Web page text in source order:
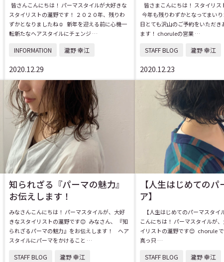
皆さんこんにちは！ パーマスタイルが大好きな
スタイリストの瀧野です！ ２０２０年、残りわ
ずかとなりましたね☺️ 新年を迎える前に心機一
転新たなヘアスタイルにチェンジ …
INFORMATION 瀧野 幸江
2020.12.29
皆さまこんにちは！ スタイリス
今年も残りわずかとなってまい
日とても沢山のご予約をいただき
ます！ choruleの営業 …
STAFF BLOG 瀧野 幸江
2020.12.23
知られざる『パーマの魅力』
お伝えします！
みなさんこんにちは！ パーマスタイルが、大好
きなスタイリストの瀧野です😊 みなさん、 『知
られざるパーマの魅力』をお伝えします！ ヘア
スタイルにパーマをかけること …
STAFF BLOG 瀧野 幸江
【人生はじめてのパ
ア】
【人生はじめてのパーマスタイ
こんにちは！ パーマスタイルが
イリストの瀧野です😊 chorule
真っ只 …
STAFF BLOG 瀧野 幸江